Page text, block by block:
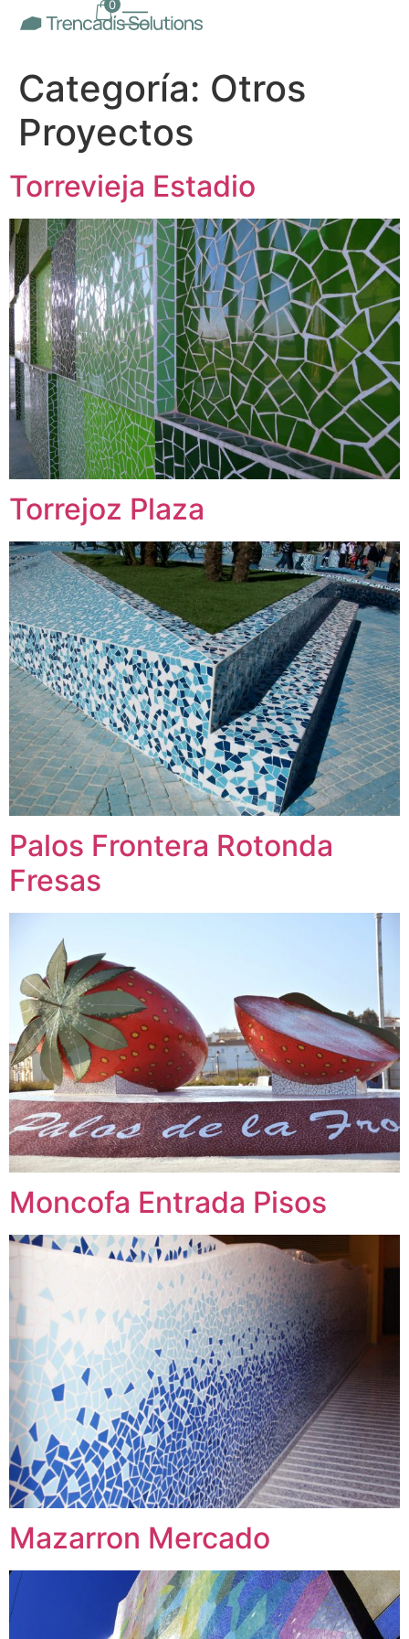
0
Categoría: Otros
Proyectos
Torrevieja Estadio
Torrejoz Plaza
Palos Frontera Rotonda
Fresas
Moncofa Entrada Pisos
Mazarron Mercado